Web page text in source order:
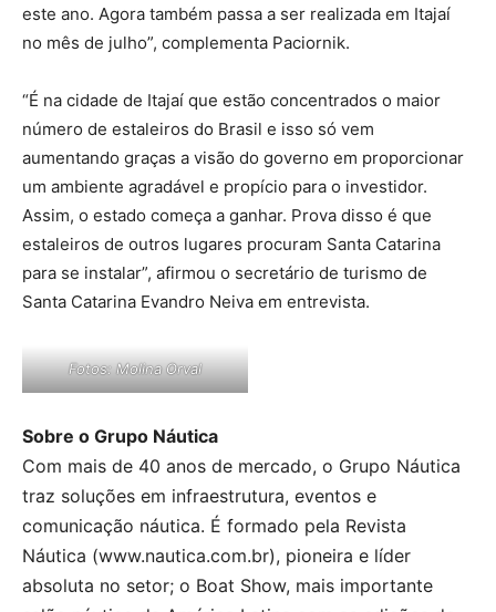
este ano. Agora também passa a ser realizada em Itajaí
no mês de julho”, complementa Paciornik.
“É na cidade de Itajaí que estão concentrados o maior
número de estaleiros do Brasil e isso só vem
aumentando graças a visão do governo em proporcionar
um ambiente agradável e propício para o investidor.
Assim, o estado começa a ganhar. Prova disso é que
estaleiros de outros lugares procuram Santa Catarina
para se instalar”, afirmou o secretário de turismo de
Santa Catarina Evandro Neiva em entrevista.
Fotos: Molina Orval
Sobre o Grupo Náutica
Com mais de 40 anos de mercado, o Grupo Náutica
traz soluções em infraestrutura, eventos e
comunicação náutica. É formado pela Revista
Náutica (www.nautica.com.br), pioneira e líder
absoluta no setor; o Boat Show, mais importante